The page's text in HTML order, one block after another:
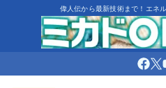
偉人伝から最新技術まで！エネ